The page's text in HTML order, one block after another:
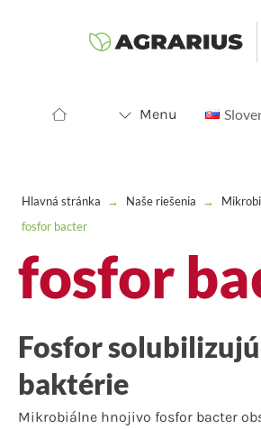
Menu
Hlavná stránka → Naše riešenia →
fosfor bacter
fosfor
Fosfor
baktérie
Mikrobiálne hnojivo fosfor bacter